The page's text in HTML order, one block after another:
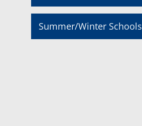
Summer/Winter Schools